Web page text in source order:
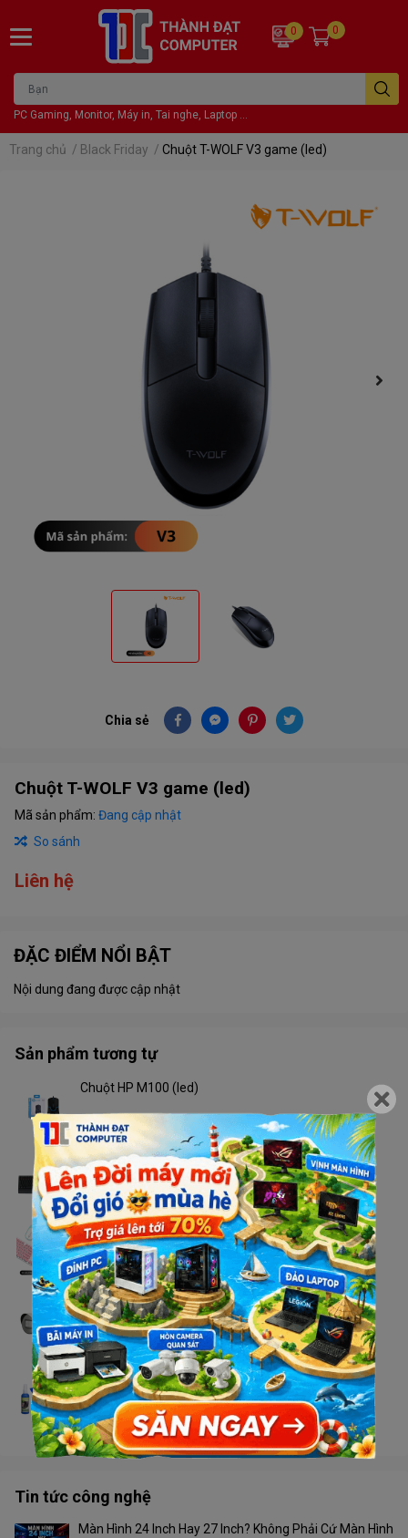
PC Gaming, Monitor, Máy in, Tai nghe, Laptop ...
0 0
Trang chủ / Black Friday / Chuột T-WOLF V3 game (led)
Chia sẻ
Chuột T-WOLF V3 game (led)
Mã sản phẩm: Đang cập nhật
So sánh
Liên hệ
ĐẶC ĐIỂM NỔI BẬT
Nội dung đang được cập nhật
Sản phẩm tương tự
Chuột HP M100 (led)
Liên hệ
Combo Newmen K103 không dây
Liên hệ
Combo T-WOLF TF770 không dây
Liên hệ
Camera Dahua HAC- HFW 1200 TP-S5
Liên hệ
Bộ vệ sinh laptop (4 món)
Liên hệ
Tin tức công nghệ
Màn Hình 24 Inch Hay 27 Inch? Không Phải Cứ Màn Hình